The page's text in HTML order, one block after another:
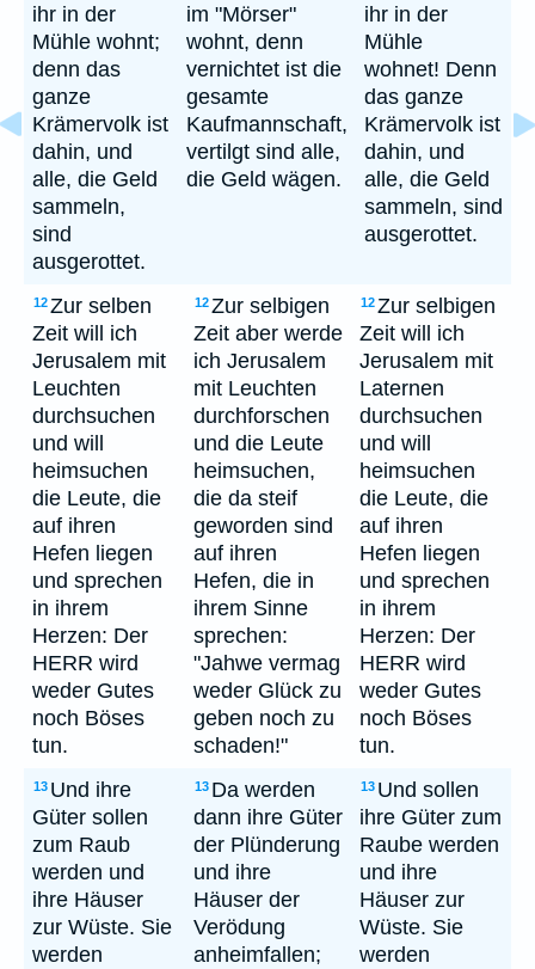
ihr in der
Mühle wohnt;
denn das
ganze
Krämervolk ist
dahin, und
alle, die Geld
sammeln,
sind
ausgerottet.
im "Mörser"
wohnt, denn
vernichtet ist die
gesamte
Kaufmannschaft,
vertilgt sind alle,
die Geld wägen.
ihr in der
Mühle
wohnet! Denn
das ganze
Krämervolk ist
dahin, und
alle, die Geld
sammeln, sind
ausgerottet.
12Zur selben
Zeit will ich
Jerusalem mit
Leuchten
durchsuchen
und will
heimsuchen
die Leute, die
auf ihren
Hefen liegen
und sprechen
in ihrem
Herzen: Der
HERR wird
weder Gutes
noch Böses
tun.
12Zur selbigen
Zeit aber werde
ich Jerusalem
mit Leuchten
durchforschen
und die Leute
heimsuchen,
die da steif
geworden sind
auf ihren
Hefen, die in
ihrem Sinne
sprechen:
"Jahwe vermag
weder Glück zu
geben noch zu
schaden!"
12Zur selbigen
Zeit will ich
Jerusalem mit
Laternen
durchsuchen
und will
heimsuchen
die Leute, die
auf ihren
Hefen liegen
und sprechen
in ihrem
Herzen: Der
HERR wird
weder Gutes
noch Böses
tun.
13 Und ihre
Güter sollen
zum Raub
werden und
ihre Häuser
zur Wüste. Sie
werden
13 Da werden
dann ihre Güter
der Plünderung
und ihre
Häuser der
Verödung
anheimfallen;
13 Und sollen
ihre Güter zum
Raube werden
und ihre
Häuser zur
Wüste. Sie
werden